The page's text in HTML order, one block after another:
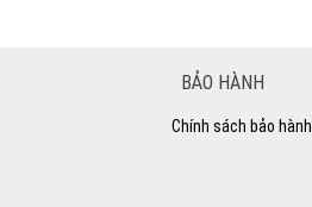
BẢO HÀNH
Chính sách bảo hành